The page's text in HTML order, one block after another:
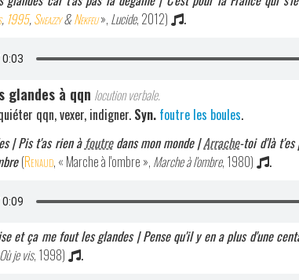
, 1995,Sneazzy&Nekfeu», Lucide, 2012) .
à qqn locution verbale.
qqn, vexer, indigner. Syn. foutre les boules.
| Pis t'as rien àfoutredans mon monde |Arrache-toi d'là t'es
(Renaud, « Marche à l'ombre », Marche à l'ombre, 1980) .
et ça me fout les glandes | Pense qu'il y en a plus d'une
Où je vis, 1998) .